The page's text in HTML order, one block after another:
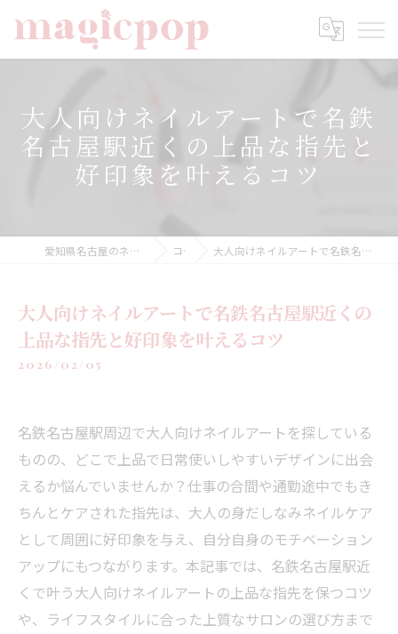
大人向けネイルアートで名鉄
名古屋駅近くの上品な指先と
好印象を叶えるコツ
愛知県名古屋のネイルならnailsalon magicpop コラム 大人向けネイルアートで名鉄名古屋駅近くの上品な指先と好印象を叶えるコツ
大人向けネイルアートで名鉄名古屋駅近くの
上品な指先と好印象を叶えるコツ
2026/02/05
名鉄名古屋駅周辺で大人向けネイルアートを探している
ものの、どこで上品で日常使いしやすいデザインに出会
えるか悩んでいませんか？仕事の合間や通勤途中でもき
ちんとケアされた指先は、大人の身だしなみネイルケア
として周囲に好印象を与え、自分自身のモチベーション
アップにもつながります。本記事では、名鉄名古屋駅近
くで叶う大人向けネイルアートの上品な指先を保つコツ
や、ライフスタイルに合った上質なサロンの選び方まで